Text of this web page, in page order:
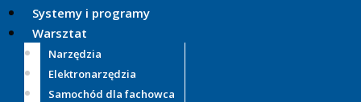
Systemy i programy
Warsztat
Narzędzia
Elektronarzędzia
Samochód dla fachowca